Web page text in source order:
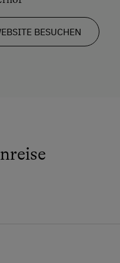
Mittagessen oder
und
BESUCHEN